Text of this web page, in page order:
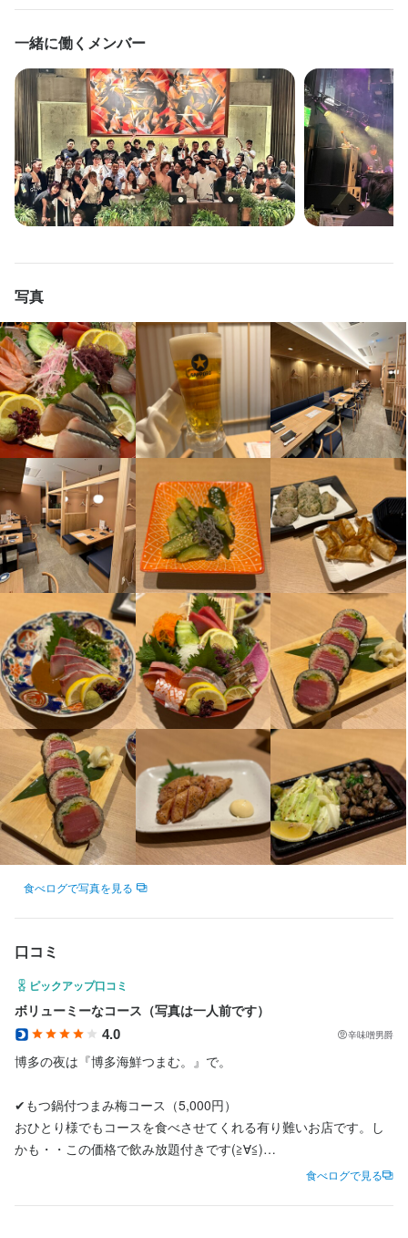
もちろん、中退もOK）、年齢も資格も不問！どなた様でもご応募
ください！
今の社員たちでいうと、ほとんどが未経験スタートで、だいたい
10歳代や20歳代〜30歳代の時に入社して、40歳代〜50歳代まで活
躍してもらっている、幅広く長く続けれる職場環境です！
一緒に働くメンバー
写真
食べログで写真を見る
口コミ
ピックアップ口コミ
ボリューミーなコース（写真は一人前です）
4.0 辛味噌男爵
博多の夜は『博多海鮮つまむ。』で。
✔︎もつ鍋付つまみ梅コース（5,000円）
おひとり様でもコースを食べさせてくれる有り難いお店です。し
かも・・この価格で飲み放題付きです(≧∀≦)
食べログで見る
ブルの片付けなどのホール業務全般をお任せします。
タッフへの指導・育成などの業務もお任せします。
この仕事のおすすめポイント
【独立希望者歓迎】
店舗運営のノウハウ、仕入れ業者の紹介など、将来の独立に向け
必要なことはすべて教えます。
目標の達成度合いやスキルアップの度合いによって、給与はどん
モチベーション高く働ける環境です。
身に付くスキル
包丁さばき 寿司技術 盛り付け技術 高級食材の知識
ワインの知識
日本酒の知識
肉の知識 魚の知識 野菜の知識 食器の知識
出店開業ノウハウ
店舗運営
メニュー開発 仕入れ・食材の目利き
選考の流れ
応募後、原則2営業日以内に返信しております。原則2回の面接を
経て内定となります。なお、１次面接はWebでご対応いたします
ので、気兼ねなくご相談ください。
お店の採用担当者からのメッセージ
少しでも興味をお持ちでしたら、ぜひお気軽にご応募ください。
一度、カジュアルにお話しましょう。ご応募を心よりお待ちして
おります。
店名
博多海鮮 つまむ。
勤務地
福岡県福岡市博多区博多駅東3-3-3 新比恵ビル 1F
法人名・事業者名
株式会社Key table
最終更新日2026/08/04
ブルの片付けなどのホール業務全般をお任せします。
タッフへの指導・育成などの業務もお任せします。
この仕事のおすすめポイント
【独立希望者歓迎】
店舗運営のノウハウ、仕入れ業者の紹介など、将来の独立に向け
必要なことはすべて教えます。
目標の達成度合いやスキルアップの度合いによって、給与はどん
モチベーション高く働ける環境です。
身に付くスキル
包丁さばき 寿司技術 盛り付け技術 高級食材の知識
ワインの知識
日本酒の知識
肉の知識 魚の知識 野菜の知識 食器の知識
出店開業ノウハウ
店舗運営
メニュー開発 仕入れ・食材の目利き
選考の流れ
応募後、原則2営業日以内に返信しております。原則2回の面接を
経て内定となります。なお、１次面接はWebでご対応いたします
ので、気兼ねなくご相談ください。
お店の採用担当者からのメッセージ
少しでも興味をお持ちでしたら、ぜひお気軽にご応募ください。
一度、カジュアルにお話しましょう。ご応募を心よりお待ちして
おります。
店名
博多海鮮 つまむ。
勤務地
福岡県福岡市博多区博多駅東3-3-3 新比恵ビル 1F
法人名・事業者名
株式会社Key table
最終更新日2026/08/04
ブルの片付けなどのホール業務全般をお任せします。
タッフへの指導・育成などの業務もお任せします。
この仕事のおすすめポイント
【独立希望者歓迎】
店舗運営のノウハウ、仕入れ業者の紹介など、将来の独立に向け
必要なことはすべて教えます。
目標の達成度合いやスキルアップの度合いによって、給与はどん
モチベーション高く働ける環境です。
身に付くスキル
包丁さばき 寿司技術 盛り付け技術 高級食材の知識
ワインの知識
日本酒の知識
肉の知識 魚の知識 野菜の知識 食器の知識
出店開業ノウハウ
店舗運営
メニュー開発 仕入れ・食材の目利き
選考の流れ
応募後、原則2営業日以内に返信しております。原則2回の面接を
経て内定となります。なお、１次面接はWebでご対応いたします
ので、気兼ねなくご相談ください。
お店の採用担当者からのメッセージ
少しでも興味をお持ちでしたら、ぜひお気軽にご応募ください。
一度、カジュアルにお話しましょう。ご応募を心よりお待ちして
おります。
店名
博多海鮮 つまむ。
勤務地
福岡県福岡市博多区博多駅東3-3-3 新比恵ビル 1F
法人名・事業者名
株式会社Key table
最終更新日2026/08/04
お店の採用担当者からのメッセージ
少しでも興味をお持ちでしたら、ぜひお気軽にご応募ください。
一度、カジュアルにお話しましょう。ご応募を心よりお待ちして
おります。
博多海鮮 つまむ。
勤務地
福岡県福岡市博多区博多駅東3-3-3 新比恵ビル 1F
法人名・事業者名
株式会社Key table
最終更新日2026/08/04
お店の採用担当者からのメッセージ
少しでも興味をお持ちでしたら、ぜひお気軽にご応募ください。
一度、カジュアルにお話しましょう。ご応募を心よりお待ちして
おります。
博多海鮮 つまむ。
勤務地
福岡県福岡市博多区博多駅東3-3-3 新比恵ビル 1F
法人名・事業者名
株式会社Key table
最終更新日2026/08/04
お店の採用担当者からのメッセージ
少しでも興味をお持ちでしたら、ぜひお気軽にご応募ください。
一度、カジュアルにお話しましょう。ご応募を心よりお待ちして
おります。
博多海鮮 つまむ。
勤務地
福岡県福岡市博多区博多駅東3-3-3 新比恵ビル 1F
法人名・事業者名
株式会社Key table
最終更新日2026/08/04